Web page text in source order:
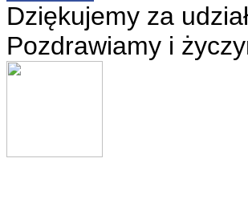
Dziękujemy za
Pozdrawiamy i